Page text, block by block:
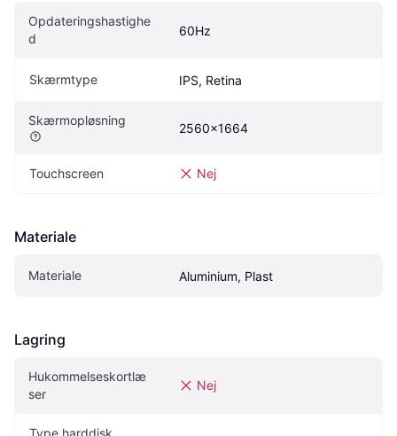
Opdateringshastighe
d
60Hz
Skærmtype IPS, Retina
Skærmopløsning
2560x1664
Touchscreen Nej
Materiale
Materiale Aluminium, Plast
Lagring
Hukommelseskortlæ
ser
Nej
Type harddisk